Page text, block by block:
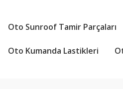
Oto Sunroof Tamir Parçaları
Oto Kumanda Lastikleri